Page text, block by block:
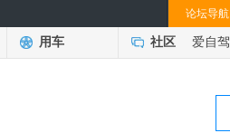
论坛导航
用车 社区 爱自驾